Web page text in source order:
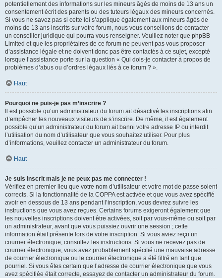
potentiellement des informations sur les mineurs âgés de moins de 13 ans un
consentement écrit des parents ou des tuteurs légaux des mineurs concernés.
Si vous ne savez pas si cette loi s’applique également aux mineurs âgés de
moins de 13 ans inscrits sur votre forum, nous vous conseillons de contacter
un conseiller juridique qui pourra vous renseigner. Veuillez noter que phpBB
Limited et que les propriétaires de ce forum ne peuvent pas vous proposer
d’assistance légale et ne doivent donc pas être contactés à ce sujet, excepté
lorsque l’assistance porte sur la question « Qui dois-je contacter à propos de
problèmes d’abus ou d’ordres légaux liés à ce forum ? ».
Haut
Pourquoi ne puis-je pas m’inscrire ?
Il est possible qu’un administrateur du forum ait désactivé les inscriptions afin
d’empêcher les nouveaux visiteurs de s’inscrire. De même, il est également
possible qu’un administrateur du forum ait banni votre adresse IP ou interdit
l’utilisation du nom d’utilisateur que vous souhaitez utiliser. Pour plus
d’informations, veuillez contacter un administrateur du forum.
Haut
Je suis inscrit mais je ne peux pas me connecter !
Vérifiez en premier lieu que votre nom d’utilisateur et votre mot de passe soient
corrects. Si la fonctionnalité de la COPPA est activée et que vous avez spécifié
avoir en dessous de 13 ans pendant l’inscription, vous devrez suivre les
instructions que vous avez reçues. Certains forums exigeront également que
les nouvelles inscriptions doivent être activées, soit par vous-même ou soit par
un administrateur, avant que vous puissiez ouvrir une session ; cette
information était présente lors de votre inscription. Si vous aviez reçu un
courrier électronique, consultez les instructions. Si vous ne recevez pas de
courrier électronique, vous avez probablement spécifié une mauvaise adresse
de courrier électronique ou le courrier électronique a été filtré en tant que
pourriel. Si vous êtes certain que l’adresse de courrier électronique que vous
avez spécifiée était correcte, essayez de contacter un administrateur du forum.